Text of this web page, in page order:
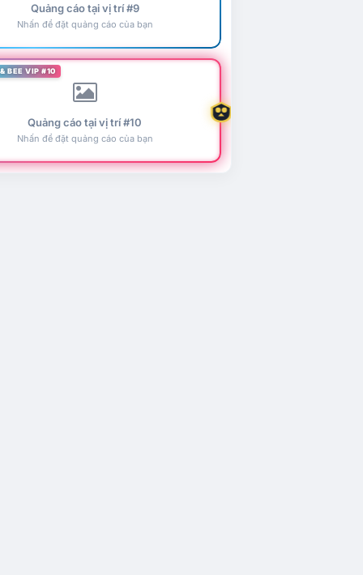
Quảng cáo tại vị trí #9
Nhấn để đặt quảng cáo của bạn
BEE VIP #10
Quảng cáo tại vị trí #10
Nhấn để đặt quảng cáo của bạn